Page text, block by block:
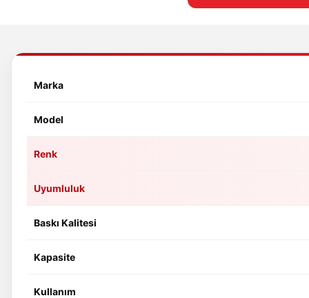
Marka
Model
Renk
Uyumluluk
Baskı Kalitesi
Kapasite
Kullanım